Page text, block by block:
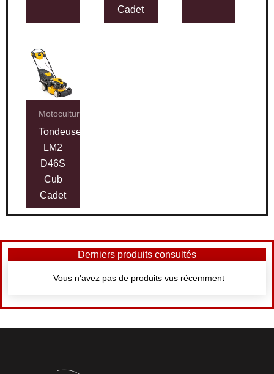
Cadet
Motoculture
Tondeuse
LM2
D46S
Cub
Cadet
Derniers produits consultés
Vous n'avez pas de produits vus récemment